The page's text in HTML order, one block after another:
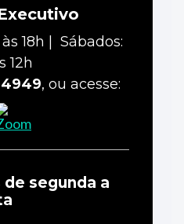
18h | Sábados:
12h
4949, ou acesse:
segunda a